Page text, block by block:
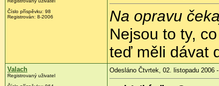
Číslo příspěvku: 98
Registrován: 8-2006
Na opravu
Nejsou to ty,
teď měli dávat
Valach
Registrovaný uživatel
Odesláno Čtvrtek, 02. listopadu 2006